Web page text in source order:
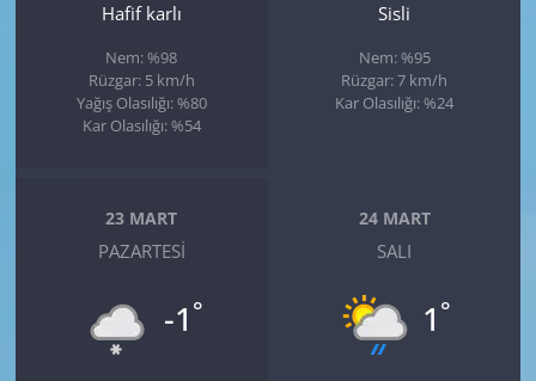
Hafif karlı
Nem: %98
Rüzgar: 5 km/h
Yağış Olasılığı: %80
Kar Olasılığı: %54
Sisli
Nem: %95
Rüzgar: 7 km/h
Kar Olasılığı: %24
23 MART
PAZARTESI
-1 °
24 MART
SALI
1 °